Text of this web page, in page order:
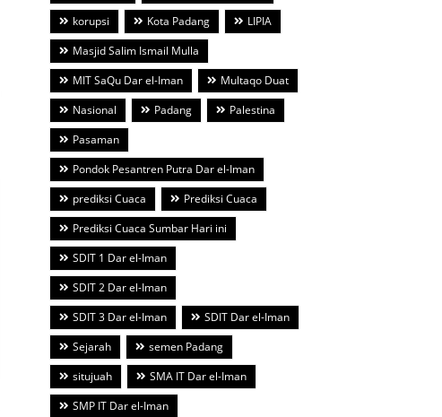
korupsi
Kota Padang
LIPIA
Masjid Salim Ismail Mulla
MIT SaQu Dar el-Iman
Multaqo Duat
Nasional
Padang
Palestina
Pasaman
Pondok Pesantren Putra Dar el-Iman
prediksi Cuaca
Prediksi Cuaca
Prediksi Cuaca Sumbar Hari ini
SDIT 1 Dar el-Iman
SDIT 2 Dar el-Iman
SDIT 3 Dar el-Iman
SDIT Dar el-Iman
Sejarah
semen Padang
situjuah
SMA IT Dar el-Iman
SMP IT Dar el-Iman